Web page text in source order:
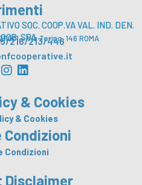
SOC. COOP.VA VAL. IND. DEN.
SPA
– Via Torino, 146 ROMA
216/213/446
I
t
a
g
r
a
L
k
e
d
i
n
& Cookies
& Cookies
Condizioni
Condizioni
Disclaimer